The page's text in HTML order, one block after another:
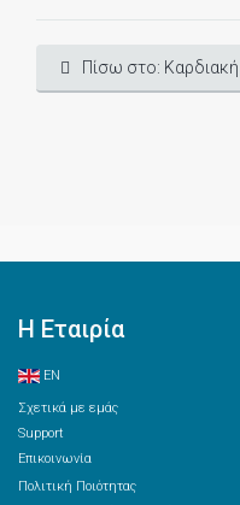
Πίσω στο:
Η Εταιρία
EN
Σχετικά με εμάς
Support
Επικοινωνία
Πολιτική Ποιότητας